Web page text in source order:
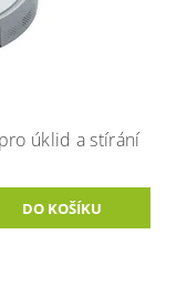
úklid a stírání